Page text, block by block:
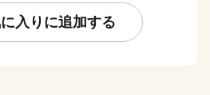
文化遺産であり続けるよう、
います。
入りに追加する